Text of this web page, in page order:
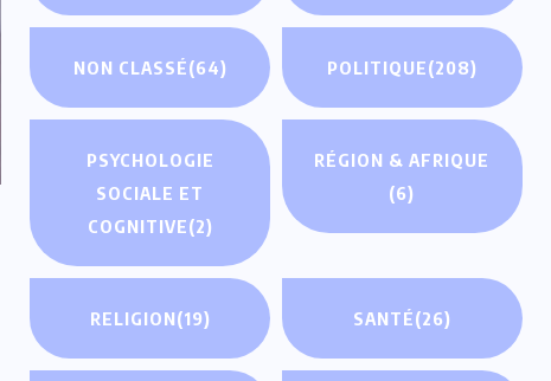
NON CLASSÉ(64) POLITIQUE(208)
PSYCHOLOGIE
SOCIALE ET
COGNITIVE(2)
RÉGION & AFRIQUE
(6)
RELIGION(19) SANTÉ(26)